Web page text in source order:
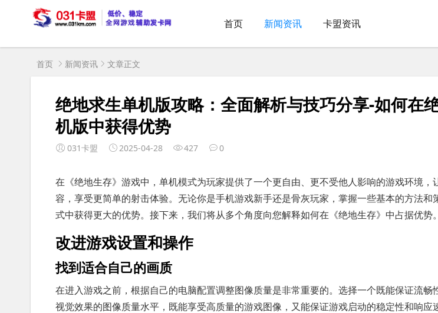
首页 新闻资讯 卡盟资讯
首页 新闻资讯 文章正文
绝地求生单机版攻略：全面解析与技巧分享-如何在
机版中获得优势
031卡盟 2025-04-28 427 0
在《绝地生存》游戏中，单机模式为玩家提供了一个更自由、更不受他人影响的游戏环境，
容，享受更简单的射击体验。无论你是手机游戏新手还是骨灰玩家，掌握一些基本的方法和
式中获得更大的优势。接下来，我们将从多个角度向您解释如何在《绝地生存》中占据优势。
改进游戏设置和操作
找到适合自己的画质
在进入游戏之前，根据自己的电脑配置调整图像质量是非常重要的。选择一个既能保证流畅
视觉效果的图像质量水平，既能享受高质量的游戏图像，又能保证游戏启动的稳定性和响应